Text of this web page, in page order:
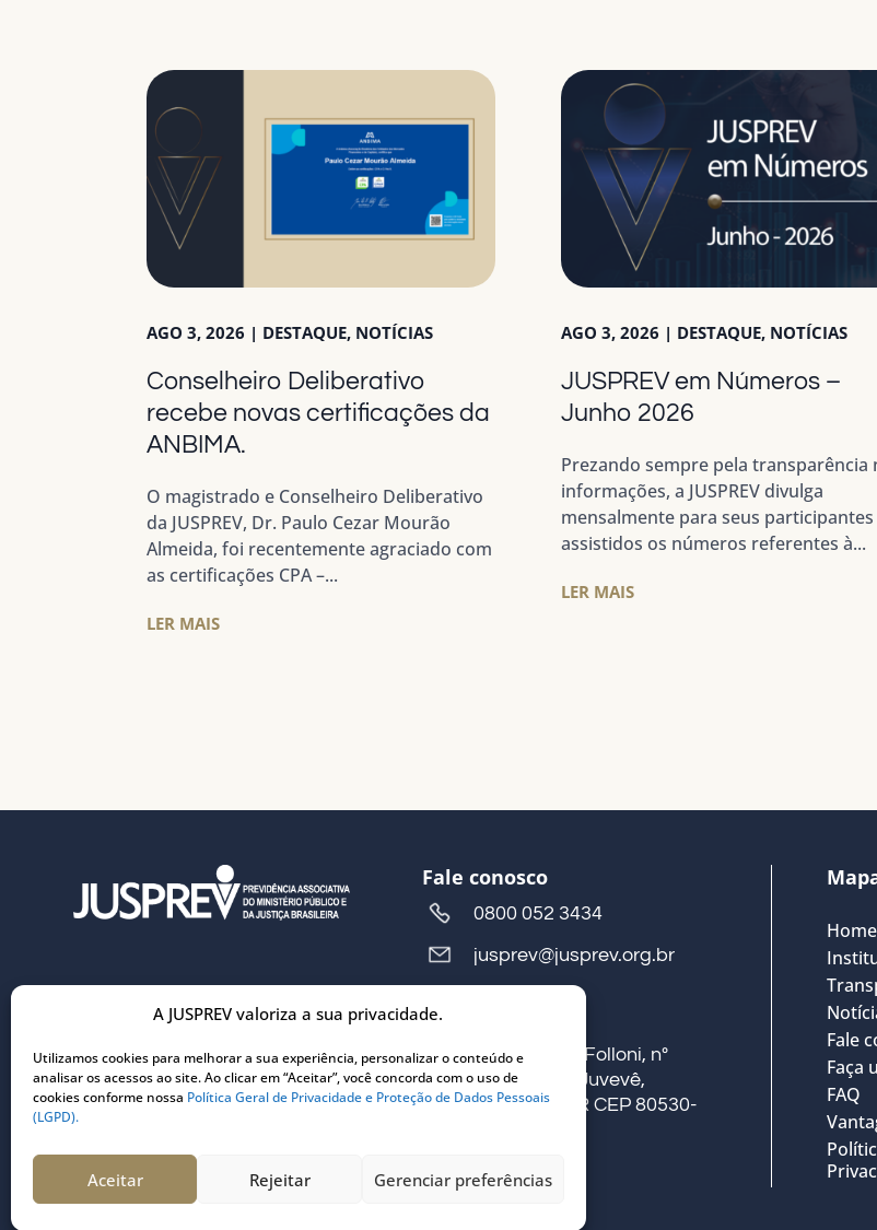
A JUSPREV valoriza a sua privacidade.
Utilizamos cookies para melhorar a sua experiência, personalizar o conteúdo e
analisar os acessos ao site. Ao clicar em “Aceitar”, você concorda com o uso de
cookies conforme nossa Política Geral de Privacidade e Proteção de Dados Pessoais
(LGPD).
Aceitar Rejeitar Gerenciar preferências
Conselheiro Deliberativo
recebe novas certificações da
ANBIMA.
AGO 3, 2026 | DESTAQUE, NOTÍCIAS
O magistrado e Conselheiro Deliberativo
da JUSPREV, Dr. Paulo Cezar Mourão
Almeida, foi recentemente agraciado com
as certificações CPA –...
LER MAIS
JUSPREV em Números –
Junho 2026
AGO 3, 2026 | DESTAQUE, NOTÍCIAS
Prezando sempre pela transparência
informações, a JUSPREV divulga
mensalmente para seus participantes
assistidos os números referentes à...
LER MAIS
Fale conosco
0800 052 3434
jusprev@jusprev.org.br
Endereço
Rua Alberto Folloni, nº
541, Térreo, Juvevê,
Curitiba – PR CEP 80530-
Home
Fale
Faça
FAQ